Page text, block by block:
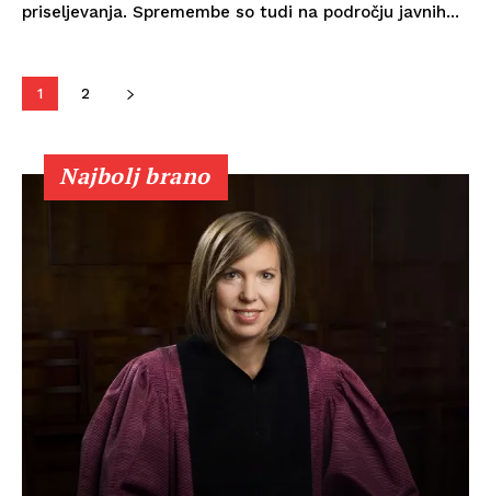
priseljevanja. Spremembe so tudi na področju javnih...
1 2
Najbolj brano